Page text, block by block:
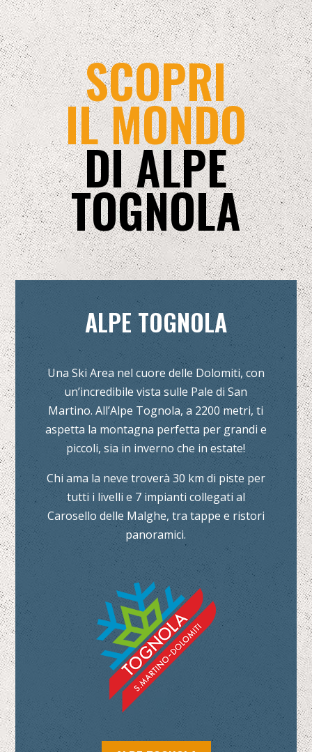
SCOPRI
IL MONDO
DI ALPE
TOGNOLA
ALPE TOGNOLA
Una Ski Area nel cuore delle Dolomiti, con
un’incredibile vista sulle Pale di San
Martino. All’Alpe Tognola, a 2200 metri, ti
aspetta la montagna perfetta per grandi e
piccoli, sia in inverno che in estate!
Chi ama la neve troverà 30 km di piste per
tutti i livelli e 7 impianti collegati al
Carosello delle Malghe, tra tappe e ristori
panoramici.